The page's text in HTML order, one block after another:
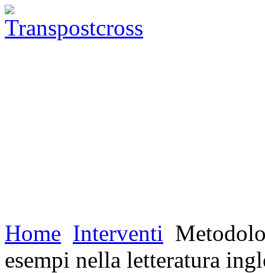
Home Interventi
esempi nella letteratura